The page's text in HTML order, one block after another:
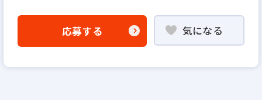
「応募する」よりエントリー
WEB応募書類による書類選考
▼
応募する 気になる